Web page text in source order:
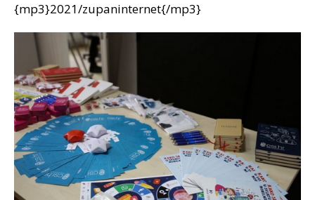
{mp3}2021/zupaninternet{/mp3}